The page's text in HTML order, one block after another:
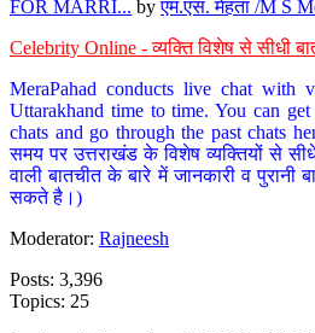
FOR MARRI... byएम.एस. मेहता /M S
Celebrity Online - व्यक्ति विशेष से सीधी
MeraPahad conducts live chat with
Uttarakhand time to time. You can
chats and go through the past chats
समय पर उत्तराखंड के विशेष व्यक्तियों से
वाली बातचीत के बारे में जानकारी व पुरानी
सकते है।)
Moderator: Rajneesh
Posts: 3,396
Topics: 25